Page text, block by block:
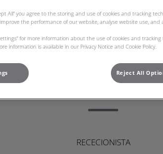
Beatriz
RECECIONISTA
All” you agree to the storing and use of cookies and tracking
the performance of our website, analyse website use, and
for more information about the use of cookies and
information is available in our Privacy Notice and Cookie Policy.
Reject All